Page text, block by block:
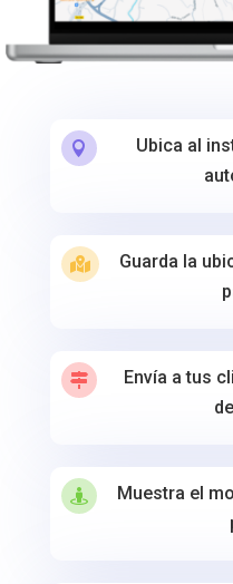

Ubica al

Guarda la

Envía a tus

Muestra el